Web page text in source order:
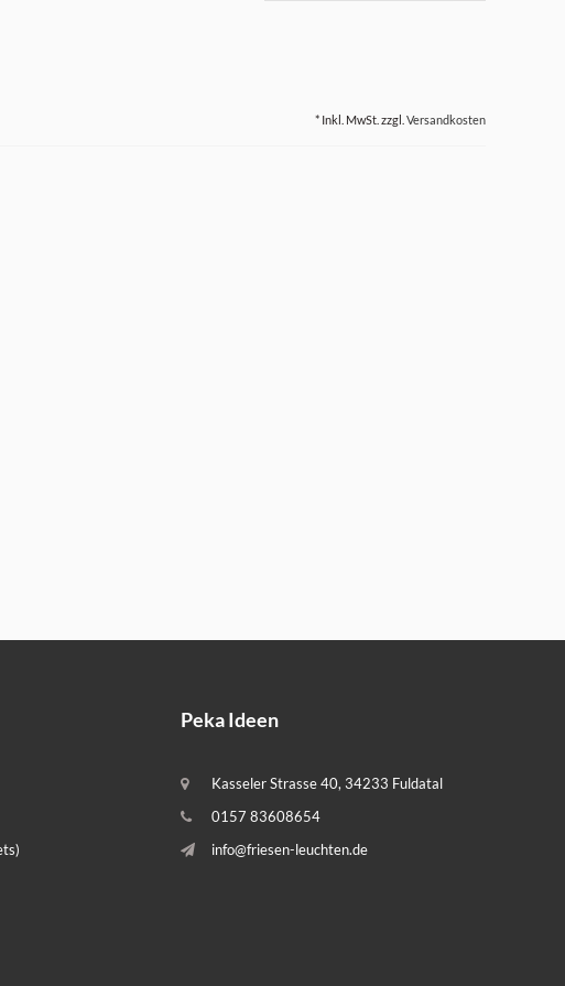
* Inkl. MwSt. zzgl. Versandkosten
Peka Ideen
Kasseler Strasse 40, 34233 Fuldatal
0157 83608654
info@friesen-leuchten.de